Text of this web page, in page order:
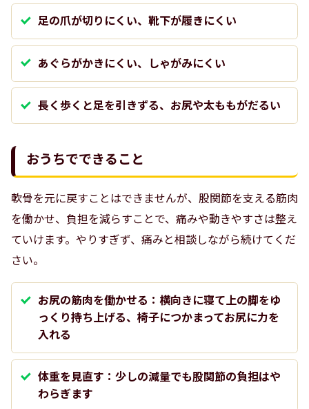
足の爪が切りにくい、靴下が履きにくい
あぐらがかきにくい、しゃがみにくい
長く歩くと足を引きずる、お尻や太ももがだるい
おうちでできること
軟骨を元に戻すことはできませんが、股関節を支える筋肉
を働かせ、負担を減らすことで、痛みや動きやすさは整え
ていけます。やりすぎず、痛みと相談しながら続けてくだ
さい。
お尻の筋肉を働かせる：横向きに寝て上の脚をゆ
っくり持ち上げる、椅子につかまってお尻に力を
入れる
体重を見直す：少しの減量でも股関節の負担はや
わらぎます